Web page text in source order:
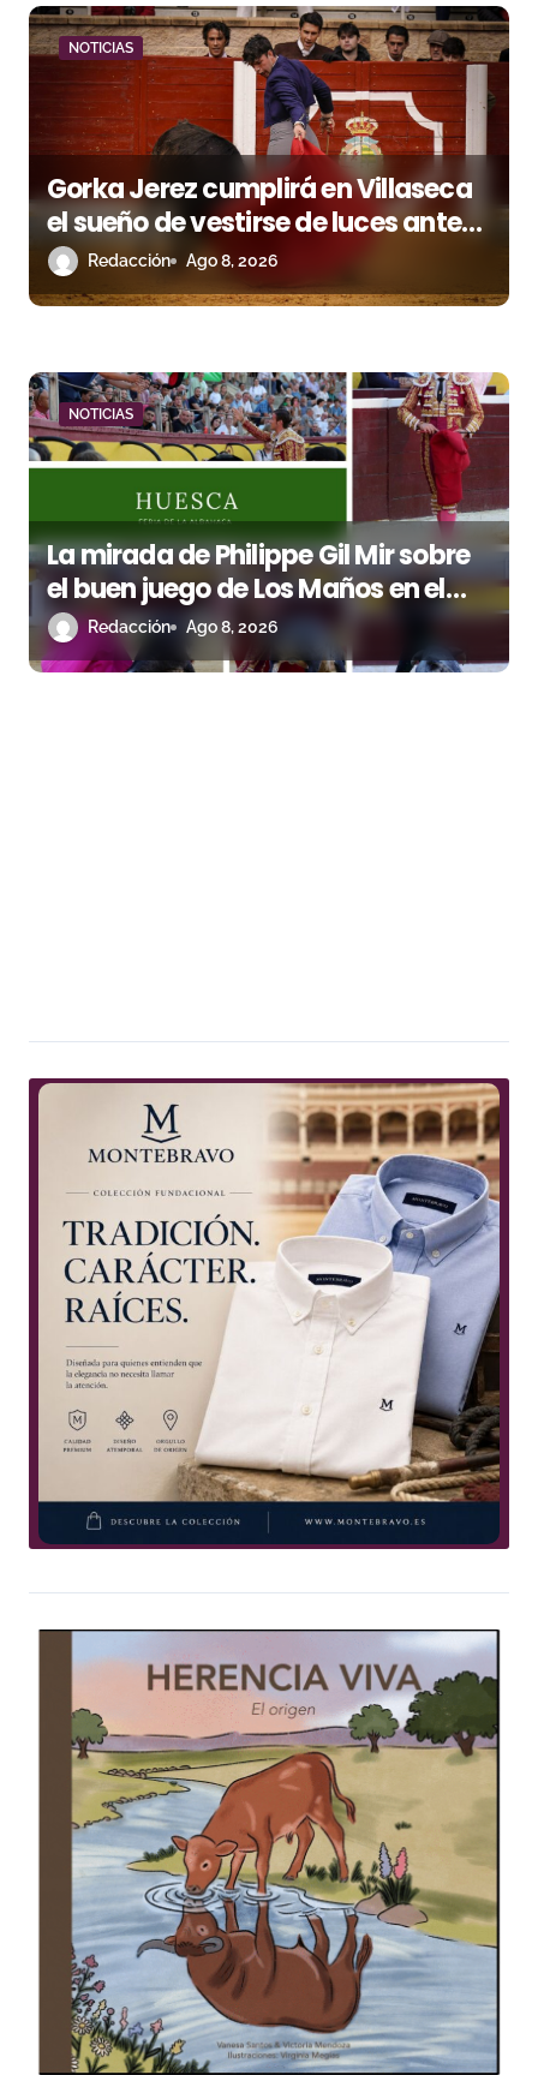
d
s
NOTICIAS
Gorka Jerez cumplirá en Villaseca
el sueño de vestirse de luces ante
los suyos
Redacción Ago 8, 2026
NOTICIAS
La mirada de Philippe Gil Mir sobre
el buen juego de Los Maños en el
arranque de Huesca
Redacción Ago 8, 2026